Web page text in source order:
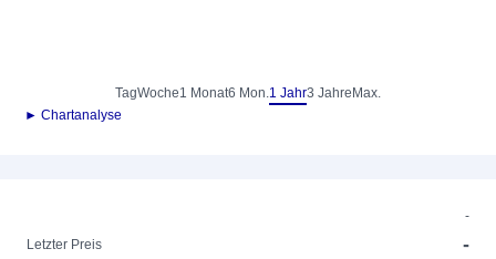
TagWoche1 Monat6 Mon.1 Jahr3 Jahre Max.
► Chartanalyse
-
Letzter Preis
-